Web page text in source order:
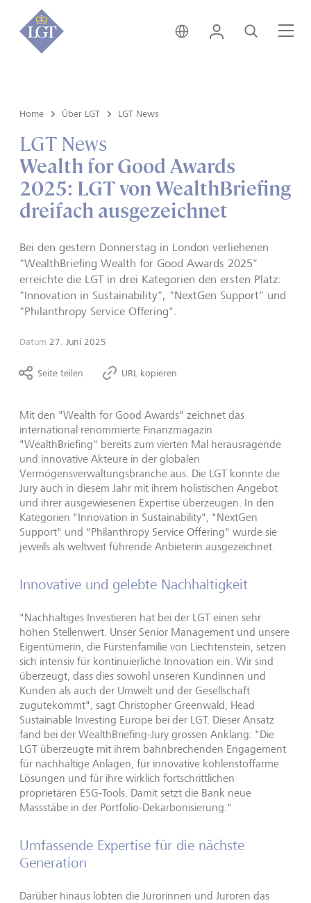
Global • Deutsch
Login Suche
Home Über LGT LGT News
LGT News
Wealth for Good Awards
2025: LGT von WealthBriefing
dreifach ausgezeichnet
Bei den gestern Donnerstag in London verliehenen
"WealthBriefing Wealth for Good Awards 2025"
erreichte die LGT in drei Kategorien den ersten Platz:
"Innovation in Sustainability", "NextGen Support" und
"Philanthropy Service Offering".
Datum 27. Juni 2025
Seite teilen URL kopieren
Mit den "Wealth for Good Awards" zeichnet das
international renommierte Finanzmagazin
"WealthBriefing" bereits zum vierten Mal herausragende
und innovative Akteure in der globalen
Vermögensverwaltungsbranche aus. Die LGT konnte die
Jury auch in diesem Jahr mit ihrem holistischen Angebot
und ihrer ausgewiesenen Expertise überzeugen. In den
Kategorien "Innovation in Sustainability", "NextGen
Support" und "Philanthropy Service Offering" wurde sie
jeweils als weltweit führende Anbieterin ausgezeichnet.
Innovative und gelebte Nachhaltigkeit
"Nachhaltiges Investieren hat bei der LGT einen sehr
hohen Stellenwert. Unser Senior Management und unsere
Eigentümerin, die Fürstenfamilie von Liechtenstein, setzen
sich intensiv für kontinuierliche Innovation ein. Wir sind
überzeugt, dass dies sowohl unseren Kundinnen und
Kunden als auch der Umwelt und der Gesellschaft
zugutekommt", sagt Christopher Greenwald, Head
Sustainable Investing Europe bei der LGT. Dieser Ansatz
fand bei der WealthBriefing-Jury grossen Anklang: "Die
LGT überzeugte mit ihrem bahnbrechenden Engagement
für nachhaltige Anlagen, für innovative kohlenstoffarme
Lösungen und für ihre wirklich fortschrittlichen
proprietären ESG-Tools. Damit setzt die Bank neue
Massstäbe in der Portfolio-Dekarbonisierung."
Umfassende Expertise für die nächste
Generation
Darüber hinaus lobten die Jurorinnen und Juroren das